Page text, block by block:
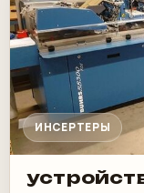
ИНСЕРТЕРЫ